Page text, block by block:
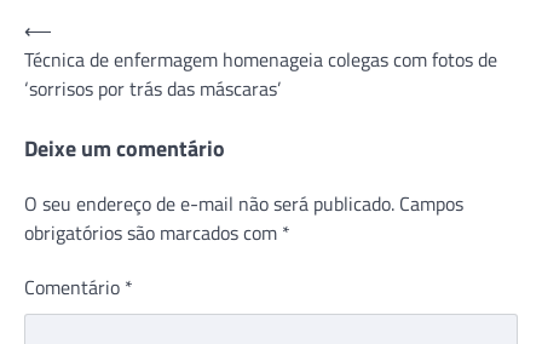
Navegação
de
Post
⟵
Técnica de enfermagem homenageia colegas com fotos de
‘sorrisos por trás das máscaras’
Deixe um comentário
O seu endereço de e-mail não será publicado. Campos
obrigatórios são marcados com *
Comentário *